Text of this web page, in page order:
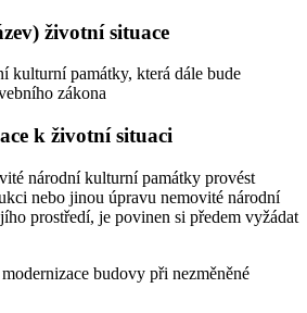
životní situace
kulturní památky, která dále bude
zákona
k životní situaci
národní kulturní památky provést
nebo jinou úpravu nemovité národní
prostředí, je povinen si předem vyžádat
budovy při nezměněné